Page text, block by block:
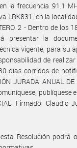
la frecuencia 91.1
en la localidad
2 - Dentro de
presentar la
vigente, para su
de
días corridos de
JURADA ANUAL DE
publíquese
Firmado: Claudio
Resolución podrá